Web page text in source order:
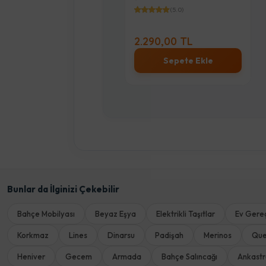
(5.0)
2.290,00 TL
Sepete Ekle
Bunlar da İlginizi Çekebilir
Bahçe Mobilyası Beyaz Eşya Elektrikli Taşıtlar Ev
Korkmaz Lines Dinarsu Padişah Merinos
Heniver Gecem Armada Bahçe Salıncağı